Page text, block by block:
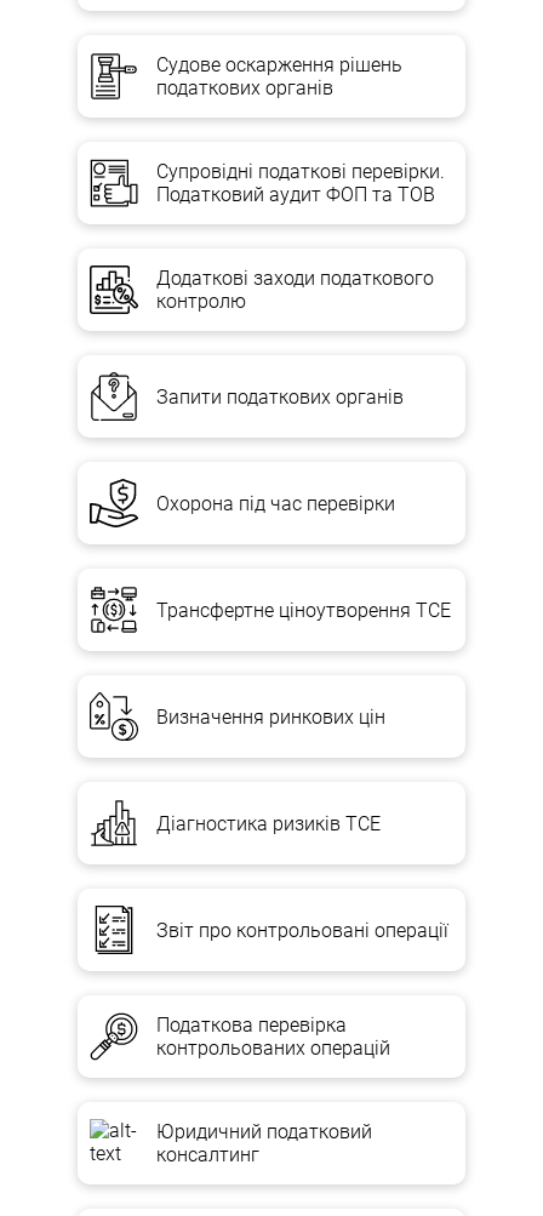
Судове оскарження рішень
податкових органів
Супровідні податкові перевірки.
Податковий аудит ФОП та ТОВ
Додаткові заходи податкового
контролю
Запити податкових органів
Охорона під час перевірки
Трансфертне ціноутворення TCE
Визначення ринкових цін
Діагностика ризиків TCE
Звіт про контрольовані операції
Податкова перевірка
контрольованих операцій
Юридичний податковий
консалтинг